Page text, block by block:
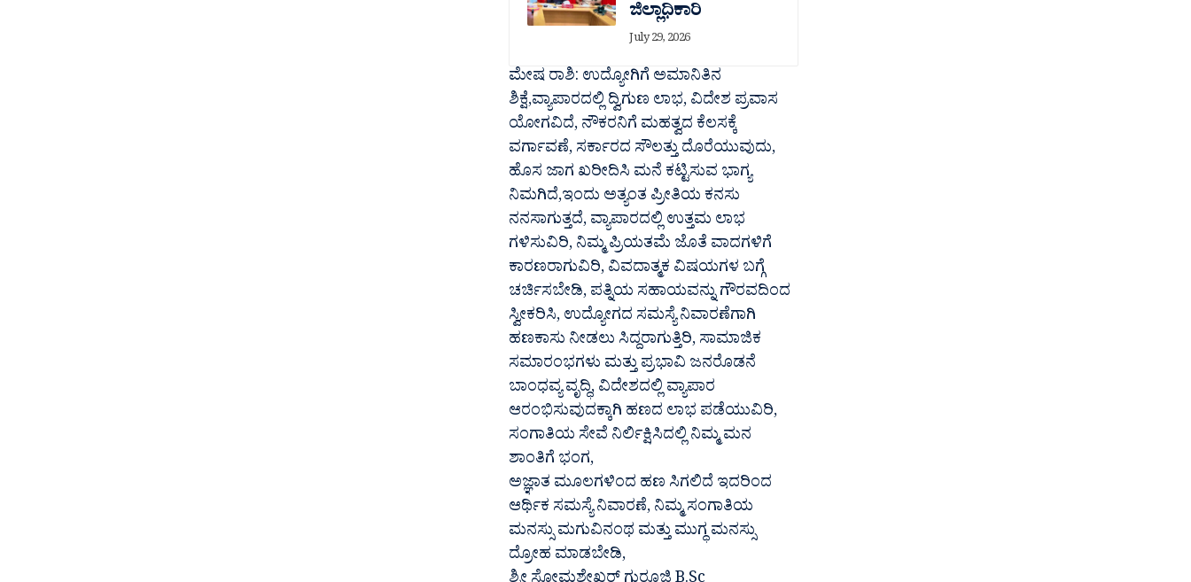
ಜಿಲ್ಲಾಧಿಕಾರಿ
July 29, 2026
ಮೇಷ ರಾಶಿ: ಉದ್ಯೋಗಿಗೆ ಅಮಾನಿತಿನ
ಶಿಕ್ಷೆ,ವ್ಯಾಪಾರದಲ್ಲಿ ದ್ವಿಗುಣ ಲಾಭ, ವಿದೇಶ ಪ್ರವಾಸ
ಯೋಗವಿದೆ, ನೌಕರನಿಗೆ ಮಹತ್ವದ ಕೆಲಸಕ್ಕೆ
ವರ್ಗಾವಣೆ, ಸರ್ಕಾರದ ಸೌಲತ್ತು ದೊರೆಯುವುದು,
ಹೊಸ ಜಾಗ ಖರೀದಿಸಿ ಮನೆ ಕಟ್ಟಿಸುವ ಭಾಗ್ಯ
ನಿಮಗಿದೆ,ಇಂದು ಅತ್ಯಂತ ಪ್ರೀತಿಯ ಕನಸು
ನನಸಾಗುತ್ತದೆ, ವ್ಯಾಪಾರದಲ್ಲಿ ಉತ್ತಮ ಲಾಭ
ಗಳಿಸುವಿರಿ, ನಿಮ್ಮ ಪ್ರಿಯತಮೆ ಜೊತೆ ವಾದಗಳಿಗೆ
ಕಾರಣರಾಗುವಿರಿ, ವಿವದಾತ್ಮಕ ವಿಷಯಗಳ ಬಗ್ಗೆ
ಚರ್ಚಿಸಬೇಡಿ, ಪತ್ನಿಯ ಸಹಾಯವನ್ನು ಗೌರವದಿಂದ
ಸ್ವೀಕರಿಸಿ, ಉದ್ಯೋಗದ ಸಮಸ್ಯೆ ನಿವಾರಣೆಗಾಗಿ
ಹಣಕಾಸು ನೀಡಲು ಸಿದ್ದರಾಗುತ್ತಿರಿ, ಸಾಮಾಜಿಕ
ಸಮಾರಂಭಗಳು ಮತ್ತು ಪ್ರಭಾವಿ ಜನರೊಡನೆ
ಬಾಂಧವ್ಯ ವೃದ್ಧಿ, ವಿದೇಶದಲ್ಲಿ ವ್ಯಾಪಾರ
ಆರಂಭಿಸುವುದಕ್ಕಾಗಿ ಹಣದ ಲಾಭ ಪಡೆಯುವಿರಿ,
ಸಂಗಾತಿಯ ಸೇವೆ ನಿರ್ಲಿಕ್ಷಿಸಿದಲ್ಲಿ ನಿಮ್ಮ ಮನ
ಶಾಂತಿಗೆ ಭಂಗ,
ಅಜ್ಞಾತ ಮೂಲಗಳಿಂದ ಹಣ ಸಿಗಲಿದೆ ಇದರಿಂದ
ಆರ್ಥಿಕ ಸಮಸ್ಯೆ ನಿವಾರಣೆ, ನಿಮ್ಮ ಸಂಗಾತಿಯ
ಮನಸ್ಸು ಮಗುವಿನಂಥ ಮತ್ತು ಮುಗ್ಧ ಮನಸ್ಸು
ದ್ರೋಹ ಮಾಡಬೇಡಿ,